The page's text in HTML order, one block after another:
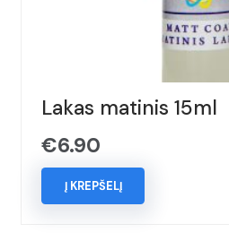
Lakas matinis 15ml
€6.90
Į KREPŠELĮ